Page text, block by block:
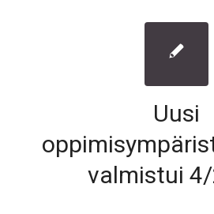
Uusi
valmistui